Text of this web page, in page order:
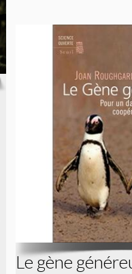
Le gène